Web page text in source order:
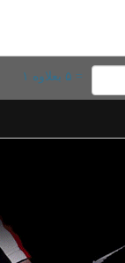
= ۵ بعلاوه ۱